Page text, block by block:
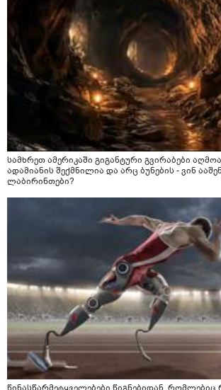
სამხრეთ ამერიკაში გიგანტური გვირაბები
ადამიანის შექმნილია და არც ბუნების - ვინ
ლაბირინთები?